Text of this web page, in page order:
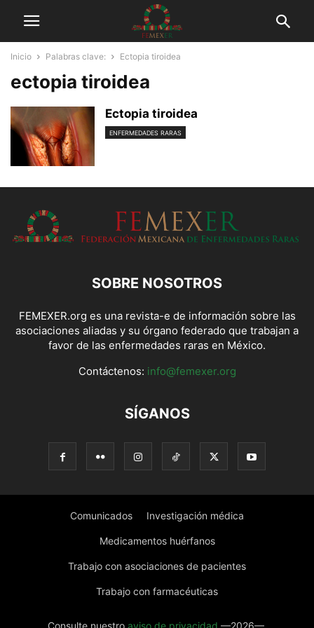
Inicio Palabras clave: Ectopia tiroidea
ectopia tiroidea
Ectopia tiroidea
ENFERMEDADES RARAS
SOBRE NOSOTROS
FEMEXER.org es una revista-e de información sobre las
asociaciones aliadas y su órgano federado que trabajan a
favor de las enfermedades raras en México.
Contáctenos: info@femexer.org
SÍGANOS
Comunicados Investigación médica
Medicamentos huérfanos
Trabajo con asociaciones de pacientes
Trabajo con farmacéuticas
Consulte nuestro aviso de privacidad —2026—.